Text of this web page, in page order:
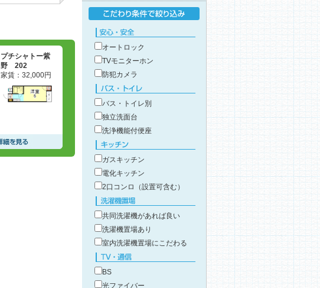
プチシャトー紫
野 202
家賃：32,000円
オートロック
TVモニターホン
防犯カメラ
バス・トイレ別
独立洗面台
洗浄機能付便座
ガスキッチン
電化キッチン
2口コンロ（設置可含む）
共同洗濯機があれば良い
洗濯機置場あり
室内洗濯機置場にこだわる
BS
光ファイバー